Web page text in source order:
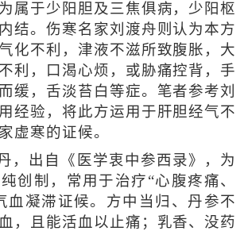
属于少阳胆及三焦俱病，少阳枢
结。伤寒名家刘渡舟则认为本方
化不利，津液不滋所致腹胀，大
利，口渴心烦，或胁痛控背，手
缓，舌淡苔白等症。笔者参考刘
经验，将此方运用于肝胆经气不
虚寒的证候。
，出自《医学衷中参西录》，为
创制，常用于治疗“心腹疼痛、
血凝滞证候。方中当归、丹参不
，且能活血以止痛；乳香、没药